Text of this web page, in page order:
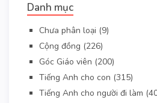
Danh mục
Chưa phân loại (9)
Cộng đồng (226)
Góc Giáo viên (200)
Tiếng Anh cho con (315)
Tiếng Anh cho người đi làm